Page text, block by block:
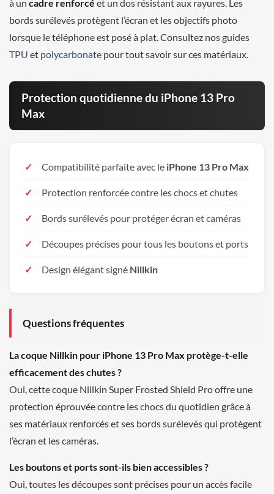
à un cadre renforcé et un dos résistant aux rayures. Les
bords surélevés protègent l’écran et les objectifs photo
lorsque le téléphone est posé à plat. Consultez nos guides
TPU et polycarbonate pour tout savoir sur ces matériaux.
Protection quotidienne du iPhone 13 Pro
Max
Compatibilité parfaite avec le iPhone 13 Pro Max
Protection renforcée contre les chocs et chutes
Bords surélevés pour protéger écran et caméras
Découpes précises pour tous les boutons et ports
Design élégant signé Nillkin
Questions fréquentes
La coque Nillkin pour iPhone 13 Pro Max protège-t-elle
efficacement des chutes ?
Oui, cette coque Nillkin Super Frosted Shield Pro offre une
protection éprouvée contre les chocs du quotidien grâce à
ses matériaux renforcés et ses bords surélevés qui protègent
l’écran et les caméras.
Les boutons et ports sont-ils bien accessibles ?
Oui, toutes les découpes sont précises pour un accès facile